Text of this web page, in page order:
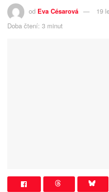
od Eva Césarová
19
Doba čtení: 3 minut